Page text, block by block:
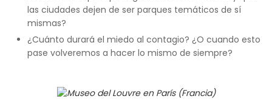
las ciudades dejen de ser parques temáticos de sí
mismas?
¿Cuánto durará el miedo al contagio? ¿O cuando esto
pase volveremos a hacer lo mismo de siempre?